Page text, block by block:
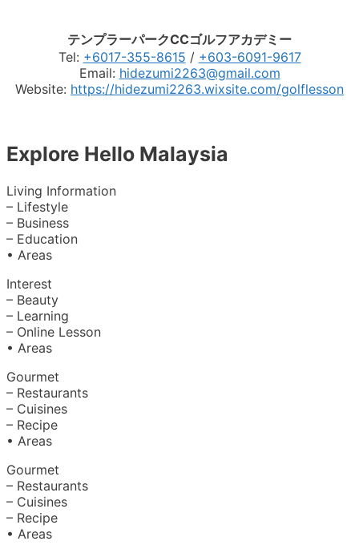
テンプラーパークCCゴルフアカデミー
Tel: +6017-355-8615 / +603-6091-9617
Email: hidezumi2263@gmail.com
Website: https://hidezumi2263.wixsite.com/golflesson
Explore Hello Malaysia
Living Information
– Lifestyle
– Business
– Education
• Areas
Interest
– Beauty
– Learning
– Online Lesson
• Areas
Gourmet
– Restaurants
– Cuisines
– Recipe
• Areas
Gourmet
– Restaurants
– Cuisines
– Recipe
• Areas